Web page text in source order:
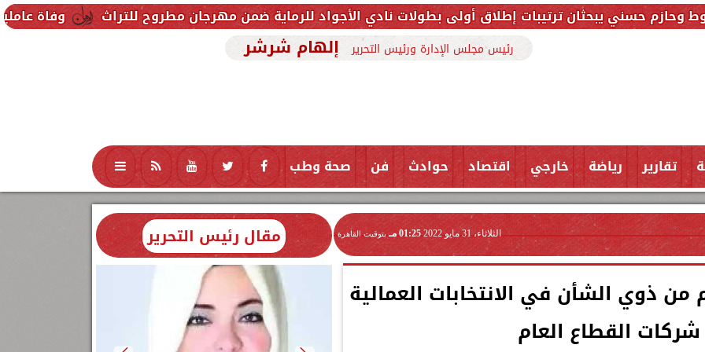
وفاة عاملين متأثرين ترتيبات إطلاق أولى بطولات نادي الأجواد للرماية ضمن مهرجان مطروح للتراث
رئيس مجلس الإدارة ورئيس التحرير إلهام شرشر
تقارير رياضة خارجي اقتصاد حوادث فن صحة وطب تكنولوجيا منوعات محافظات
الثلاثاء، 31 مايو 2022 01:25 مـ بتوقيت القاهرة
من ذوي الشأن في الانتخابات العمالية
القطاع العام
مقال رئيس التحرير